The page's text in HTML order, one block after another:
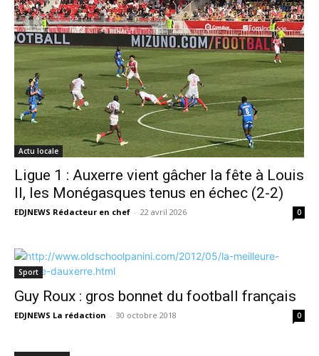
Actu locale
Ligue 1 : Auxerre vient gâcher la fête à Louis
II, les Monégasques tenus en échec (2-2)
EDJNEWS Rédacteur en chef - 22 avril 2026 0
Sport
Guy Roux : gros bonnet du football français
EDJNEWS La rédaction - 30 octobre 2018 0